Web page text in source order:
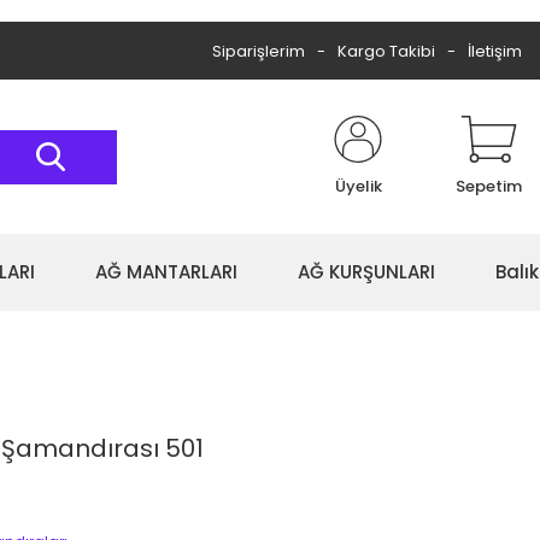
Siparişlerim Kargo Takibi İletişim
Üyelik Sepetim
AĞ MANTARLARI AĞ KURŞUNLARI
501